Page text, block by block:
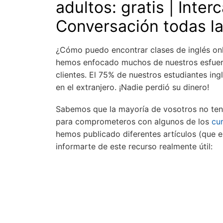
adultos: gratis |
Conversación todas
¿Cómo puedo encontrar clases de inglés
hemos enfocado muchos de nuestros
clientes. El 75% de nuestros estudiantes
en el extranjero. ¡Nadie perdió su dinero!
Sabemos que la mayoría de vosotros no
para comprometeros con algunos de los
hemos publicado diferentes artículos (que
informarte de este recurso realmente útil: